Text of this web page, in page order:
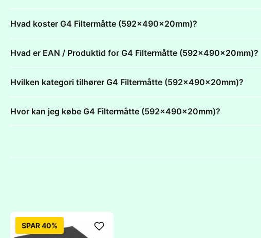
Hvad koster G4 Filtermåtte (592x490x20mm)?
Hvad er EAN / Produktid for G4 Filtermåtte (592x490x20mm)?
Hvilken kategori tilhører G4 Filtermåtte (592x490x20mm)?
Hvor kan jeg købe G4 Filtermåtte (592x490x20mm)?
SPAR 40%